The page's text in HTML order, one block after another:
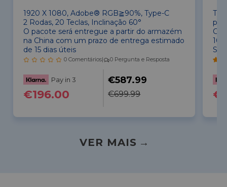
1920 X 1080, Adobe® RGB≧90%, Type-C
2 Rodas, 20 Teclas, Inclinação 60°
O pacote será entregue a partir do armazém
na China com um prazo de entrega estimado
de 15 dias úteis
0 Comentários| 0 Pergunta e Resposta
Pay in 3
€196.00
€587.99
€699.99
10
VER MAIS